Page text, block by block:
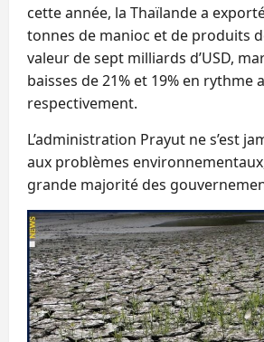
cette année, la Thaïlande a
tonnes de manioc et de produits
valeur de sept milliards d’USD,
baisses de 21% et 19% en rythme
respectivement.
L’administration Prayut ne s’est
aux problèmes
grande majorité des